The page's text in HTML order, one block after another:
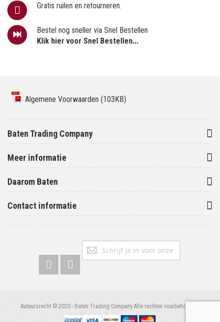
Gratis ruilen en retourneren.
Bestel nog sneller via Snel Bestellen
Klik hier voor Snel Bestellen...
Algemene Voorwaarden (103KB)
Baten Trading Company
Meer informatie
Daarom Baten
Contact informatie
Abonneer
Auteursrecht © 2020 - Baten Trading Company Alle rechten voorbehouden.